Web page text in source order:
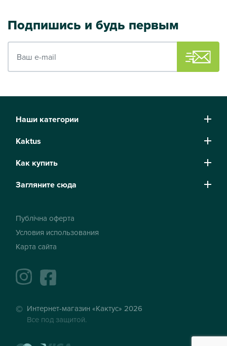
Подпишись и будь первым
Наши категории
Kaktus
Как купить
Загляните сюда
Публічна оферта
Условия использования
Карта сайта
instagramfacebook
Интернет-магазин «Кактус» 2026
Все под защитой.